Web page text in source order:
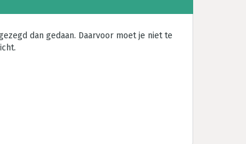
dan gedaan. Daarvoor moet je niet te